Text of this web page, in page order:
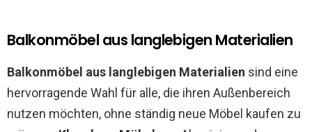
Balkonmöbel aus langlebigen Materialien
Balkonmöbel aus langlebigen Materialien sind eine
hervorragende Wahl für alle, die ihren Außenbereich
nutzen möchten, ohne ständig neue Möbel kaufen zu